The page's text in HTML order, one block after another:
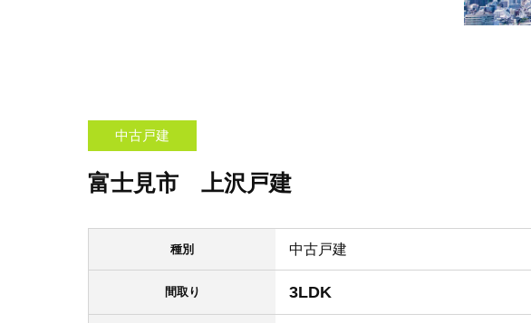
中古戸建
富士見市 上沢戸建
種別 中古戸建
間取り 3LDK